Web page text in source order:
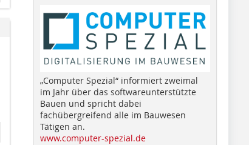
„Computer Spezial“ informiert zweimal
im Jahr über das softwareunterstützte
Bauen und spricht dabei
fachübergreifend alle im Bauwesen
Tätigen an.
www.computer-spezial.de